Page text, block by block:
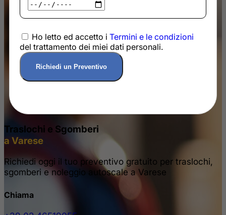
Ho letto ed accetto i Termini e le condizioni
del trattamento dei miei dati personali.
Traslochi e Sgomberi
a Varese
Richiedi oggi il tuo preventivo gratuito per traslochi,
sgomberi e noleggio autoscale a Varese
Chiama